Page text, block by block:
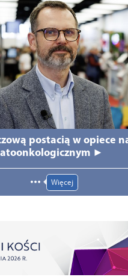
postacią w opiece
►
Więcej